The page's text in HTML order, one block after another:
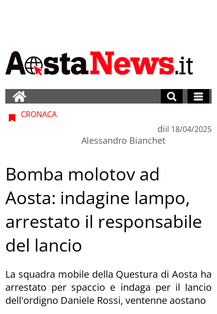
CRONACA
di
Alessandro Bianchet
il 18/04/2025
Bomba molotov ad
Aosta: indagine lampo,
arrestato il responsabile
del lancio
La squadra mobile della Questura di Aosta ha
arrestato per spaccio e indaga per il lancio
dell'ordigno Daniele Rossi, ventenne aostano